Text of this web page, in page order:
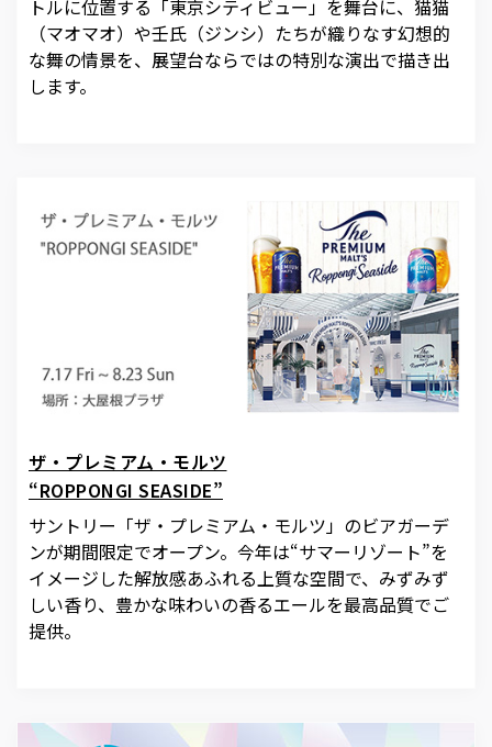
トルに位置する「東京シティビュー」を舞台に、猫猫
（マオマオ）や壬氏（ジンシ）たちが織りなす幻想的
な舞の情景を、展望台ならではの特別な演出で描き出
します。
ザ・プレミアム・モルツ
“ROPPONGI SEASIDE”
サントリー「ザ・プレミアム・モルツ」のビアガーデ
ンが期間限定でオープン。今年は“サマーリゾート”を
イメージした解放感あふれる上質な空間で、みずみず
しい香り、豊かな味わいの香るエールを最高品質でご
提供。